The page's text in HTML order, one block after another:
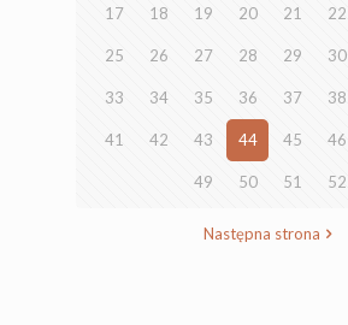
17 18 19 20 21 22
25 26 27 28 29 30
33 34 35 36 37 38
41 42 43 44 45 46
49 50 51 52
Następna strona